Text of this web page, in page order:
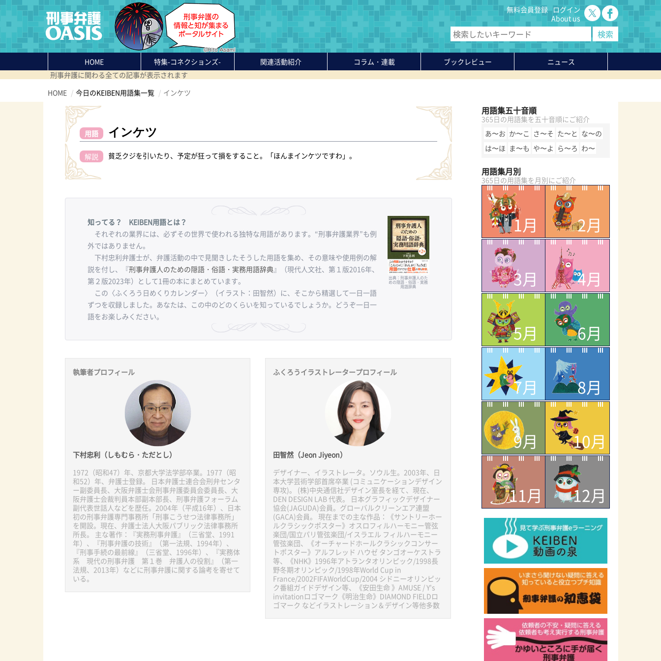
無料会員登録 ログイン
About us
HOME 特集-コネクションズ- 関連活動紹介 コラム・連載 ブックレビュー
ニュース
刑事弁護に関わる全ての記事が表示されます
HOME
今日のKEIBEN用語集一覧 インケツ
用語 インケツ
解説 貧乏クジを引いたり、予定が狂って損をすること。「ほんまインケツですわ」。
知ってる？ KEIBEN用語とは？
それぞれの業界には、必ずその世界で使われる独特な用語があります。“刑事弁護業界”も例
外ではありません。
下村忠利弁護士が、弁護活動の中で見聞きしたそうした用語を集め、その意味や使用例の解
説を付し、『刑事弁護人のための隠語・俗語・実務用語辞典』（現代人文社、第１版2016年、
第２版2023年）として1冊の本にまとめています。
この〈ふくろう日めくりカレンダー〉（イラスト：田智然）に、そこから精選して一日一語
ずつを収録しました。あなたは、この中のどのくらいを知っているでしょうか。どうぞ一日一
語をお楽しみください。
出典：刑事弁護人のた
めの隠語・俗語・実務
用語辞典
執筆者プロフィール
下村忠利（しもむら・ただとし）
1972（昭和47）年、京都大学法学部卒業。1977（昭
和52）年、弁護士登録。 日本弁護士連合会刑弁センタ
ー副委員長、大阪弁護士会刑事弁護委員会委員長、大
阪弁護士会裁判員本部副本部長、刑事弁護フォーラム
副代表世話人などを歴任。2004年（平成16年）、日本
初の刑事弁護専門事務所「刑事こうせつ法律事務所」
を開設。現在、弁護士法人大阪パブリック法律事務所
所長。 主な著作：『実務刑事弁護』（三省堂、1991
年）、『刑事弁護の技術』（第一法規、1994年）、
『刑事手続の最前線』（三省堂、1996年）、『実務体
系 現代の刑事弁護 第１巻 弁護人の役割』（第一
法規、2013年）などに刑事弁護に関する論考を寄せて
いる。
ふくろうイラストレータープロフィール
田智然（Jeon Jiyeon）
デザイナー、イラストレータ。ソウル生。2003年、日
本大学芸術学部首席卒業 (コミュニケーションデザイン
専攻)。 (株)中央通信社デザイン室長を経て、現在、
DEN DESIGN LAB 代表。 日本グラフィックデザイナー
協会(JAGUDA)会員。グローバルクリーンエア連盟
(GACA)会員。 現在までの主な作品：《サントリーホー
ルクラシックポスター》オスロフィルハーモニー管弦
楽団/国立パリ管弦楽団/イスラエル フィルハーモニー
管弦楽団、《オーチャードホールクラシックコンサー
トポスター》アルフレッド ハウゼ タンゴオーケストラ
等、《NHK》1996年アトランタオリンピック/1998長
野冬期オリンピック/1998年World Cup in
France/2002FIFAWorldCup/2004 シドニーオリンピッ
ク番組ガイドデザイン等、《安田生命 》AMUSE / Y's
invitationロゴマーク《明治生命》DIAMOND FIELDロ
ゴマーク などイラストレーション＆デザイン等他多数
用語集五十音順
365日の用語集を五十音順にご紹介
あ〜お か〜こ さ〜そ た〜と な〜の
は〜ほ ま〜も や〜よ ら〜ろ わ〜
用語集月別
365日の用語集を月別にご紹介
1月 2月
3月 4月
5月 6月
7月 8月
9月 10月
11月 12月